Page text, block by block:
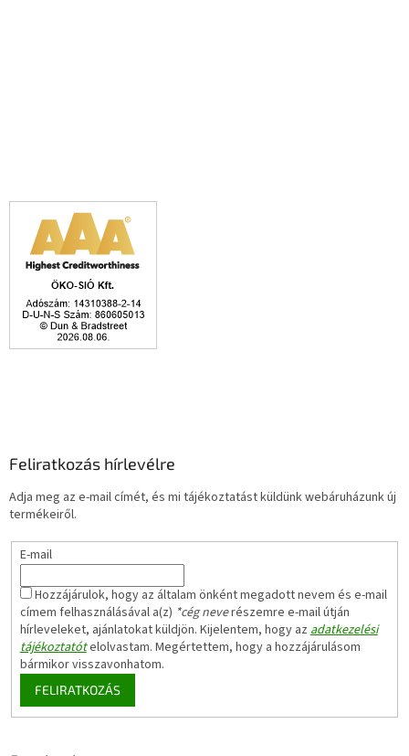
Feliratkozás hírlevélre
Adja meg az e-mail címét, és mi tájékoztatást küldünk webáruházunk új
termékeiről.
E-mail
Hozzájárulok, hogy az általam önként megadott nevem és e-mail
címem felhasználásával a(z) *cég neverészemre e-mail útján
hírleveleket, ajánlatokat küldjön. Kijelentem, hogy azadatkezelési
tájékoztatótelolvastam. Megértettem, hogy a hozzájárulásom
bármikor visszavonhatom.
FELIRATKOZÁS